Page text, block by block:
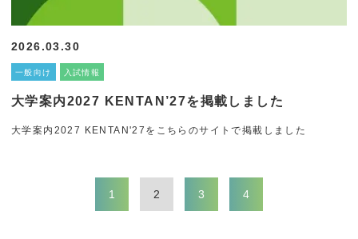
2026.03.30
一般向け 入試情報
大学案内2027 KENTAN’27を掲載しました
大学案内2027 KENTAN'27をこちらのサイトで掲載しました
1 2 3 4